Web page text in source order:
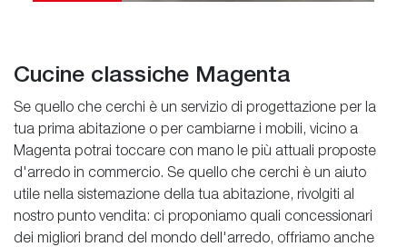
Cucine classiche Magenta
Se quello che cerchi è un servizio di progettazione per la
tua prima abitazione o per cambiarne i mobili, vicino a
Magenta potrai toccare con mano le più attuali proposte
d'arredo in commercio. Se quello che cerchi è un aiuto
utile nella sistemazione della tua abitazione, rivolgiti al
nostro punto vendita: ci proponiamo quali concessionari
dei migliori brand del mondo dell'arredo, offriamo anche